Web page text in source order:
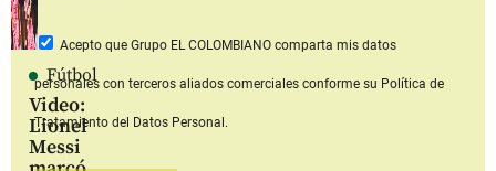
Fútbol
Video:
Lionel
Messi
Acepto que Grupo EL COLOMBIANOcomparta mis datos
personales con terceros aliados comerciales conforme su Política de
Tratamiento del Datos Personal.